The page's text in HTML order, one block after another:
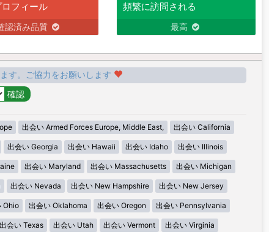
フィール
認済み品質
頻繁に訪問される
最高
す。ご協力をお願いします
出会い Armed Forces Europe, Middle East, 出会い California
出会い Georgia 出会い Hawaii 出会い Idaho 出会い Illinois
出会い Maryland 出会い Massachusetts 出会い Michigan
出会い Nevada 出会い New Hampshire 出会い New Jersey
Ohio 出会い Oklahoma 出会い Oregon 出会い Pennsylvania
出会い Texas 出会い Utah 出会い Vermont 出会い Virginia